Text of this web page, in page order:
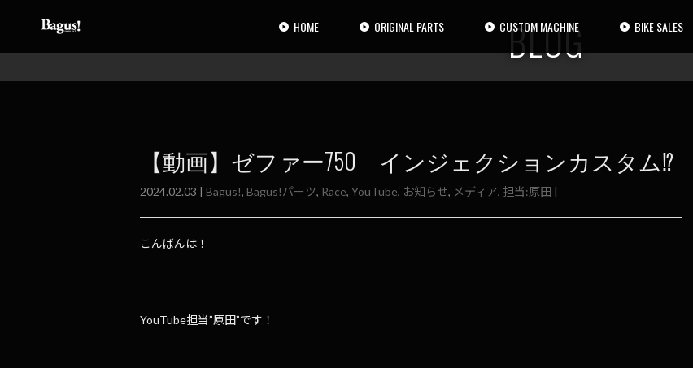
ン
ー
HOME ORIGINAL PARTS CUSTOM MACHINE BIKE SALES
BLOG
【動画】ゼファー750 インジェクションカスタム⁉︎
2024.02.03 | Bagus!, Bagus!パーツ, Race, YouTube, お知らせ, メディア, 担当:原田 |
こんばんは！
YouTube担当”原田”です！